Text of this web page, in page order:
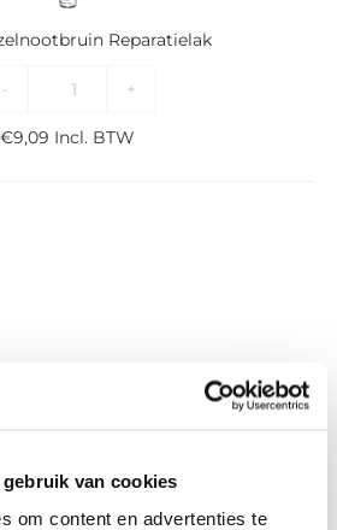
van cookies
om content en advertenties te
Reparatielak
- +
€9,09 Incl. BTW